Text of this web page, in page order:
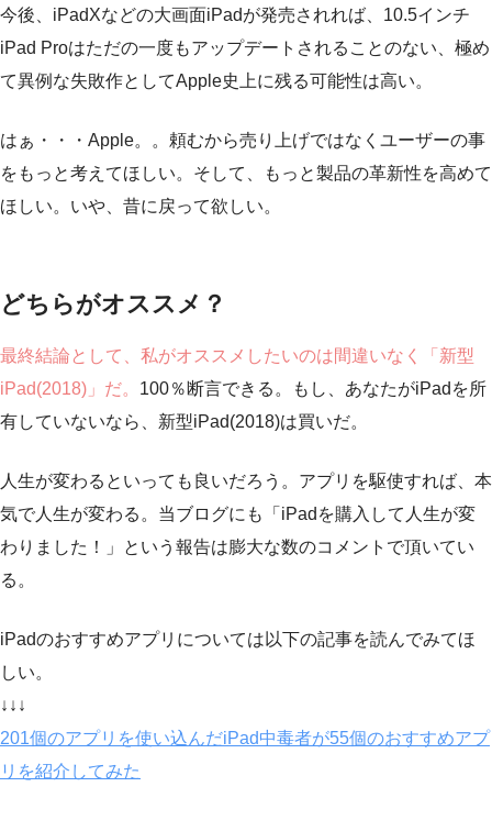
今後、iPadXなどの大画面iPadが発売されれば、10.5インチ
iPad Proはただの一度もアップデートされることのない、極め
て異例な失敗作としてApple史上に残る可能性は高い。
はぁ・・・Apple。。頼むから売り上げではなくユーザーの事
をもっと考えてほしい。そして、もっと製品の革新性を高めて
ほしい。いや、昔に戻って欲しい。
どちらがオススメ？
最終結論として、私がオススメしたいのは間違いなく「新型
iPad(2018)」だ。 100％断言できる。もし、あなたがiPadを所
有していないなら、新型iPad(2018)は買いだ。
人生が変わるといっても良いだろう。アプリを駆使すれば、本
気で人生が変わる。当ブログにも「iPadを購入して人生が変
わりました！」という報告は膨大な数のコメントで頂いてい
る。
iPadのおすすめアプリについては以下の記事を読んでみてほ
しい。
↓↓↓
201個のアプリを使い込んだiPad中毒者が55個のおすすめアプ
リを紹介してみた